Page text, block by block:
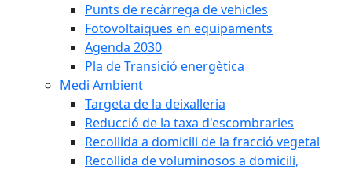
Punts de recàrrega de vehicles
Fotovoltaiques en equipaments
Agenda 2030
Pla de Transició energètica
Medi Ambient
Targeta de la deixalleria
Reducció de la taxa d'escombraries
Recollida a domicili de la fracció vegetal
Recollida de voluminosos a domicili,